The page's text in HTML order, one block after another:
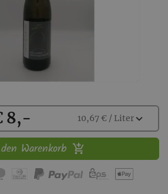
8,- 10,67 € / Literexpand_more
Warenkorb